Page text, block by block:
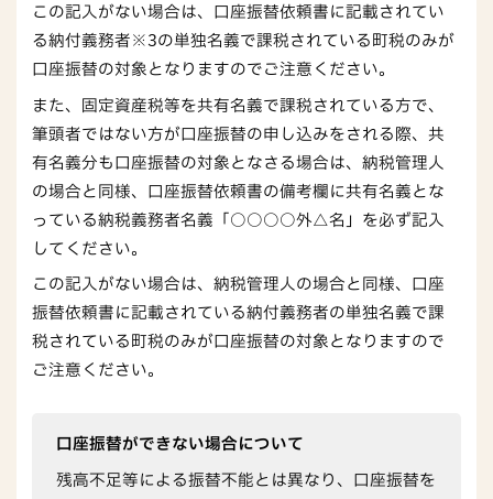
この記入がない場合は、口座振替依頼書に記載されてい
る納付義務者※3の単独名義で課税されている町税のみが
口座振替の対象となりますのでご注意ください。
また、固定資産税等を共有名義で課税されている方で、
筆頭者ではない方が口座振替の申し込みをされる際、共
有名義分も口座振替の対象となさる場合は、納税管理人
の場合と同様、口座振替依頼書の備考欄に共有名義とな
っている納税義務者名義「○○○○外△名」を必ず記入
してください。
この記入がない場合は、納税管理人の場合と同様、口座
振替依頼書に記載されている納付義務者の単独名義で課
税されている町税のみが口座振替の対象となりますので
ご注意ください。
口座振替ができない場合について
残高不足等による振替不能とは異なり、口座振替を